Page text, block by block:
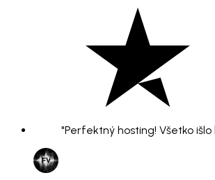
"Perfektný hosting! Všetko